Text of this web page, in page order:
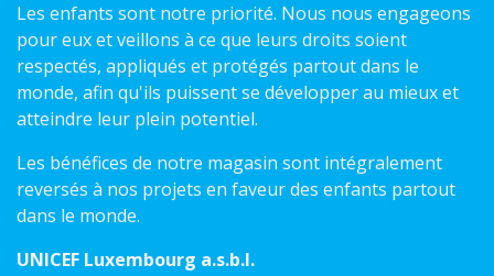
Les enfants sont notre priorité. Nous nous engageons
pour eux et veillons à ce que leurs droits soient
respectés, appliqués et protégés partout dans le
monde, afin qu'ils puissent se développer au mieux et
atteindre leur plein potentiel.
Les bénéfices de notre magasin sont intégralement
reversés à nos projets en faveur des enfants partout
dans le monde.
UNICEF Luxembourg a.s.b.l.